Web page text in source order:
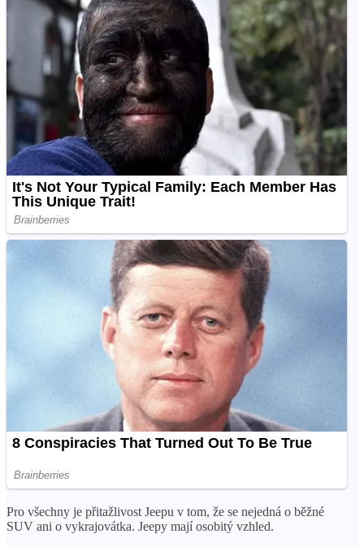
Pro všechny je přitažlivost Jeepu v tom, že se nejedná o běžné
SUV ani o vykrajovátka. Jeepy mají osobitý vzhled.